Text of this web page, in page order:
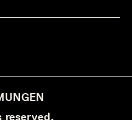
reserved.